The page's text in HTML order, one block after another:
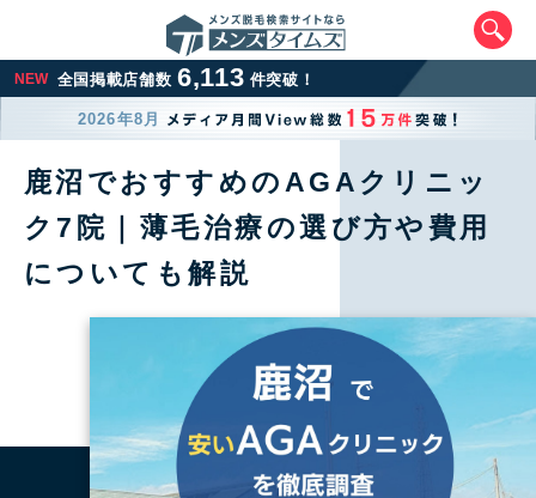
NEW 全国掲載店舗数 6,113 件突破！
2026年8月
鹿沼でおすすめのAGAクリニッ
ク7院｜薄毛治療の選び方や費用
についても解説